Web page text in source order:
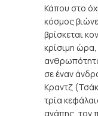
Κάπου στο
κόσμος
βρίσκεται
κρίσιμη
σε έναν
Κραντζ
τρία
αγάπης, τον